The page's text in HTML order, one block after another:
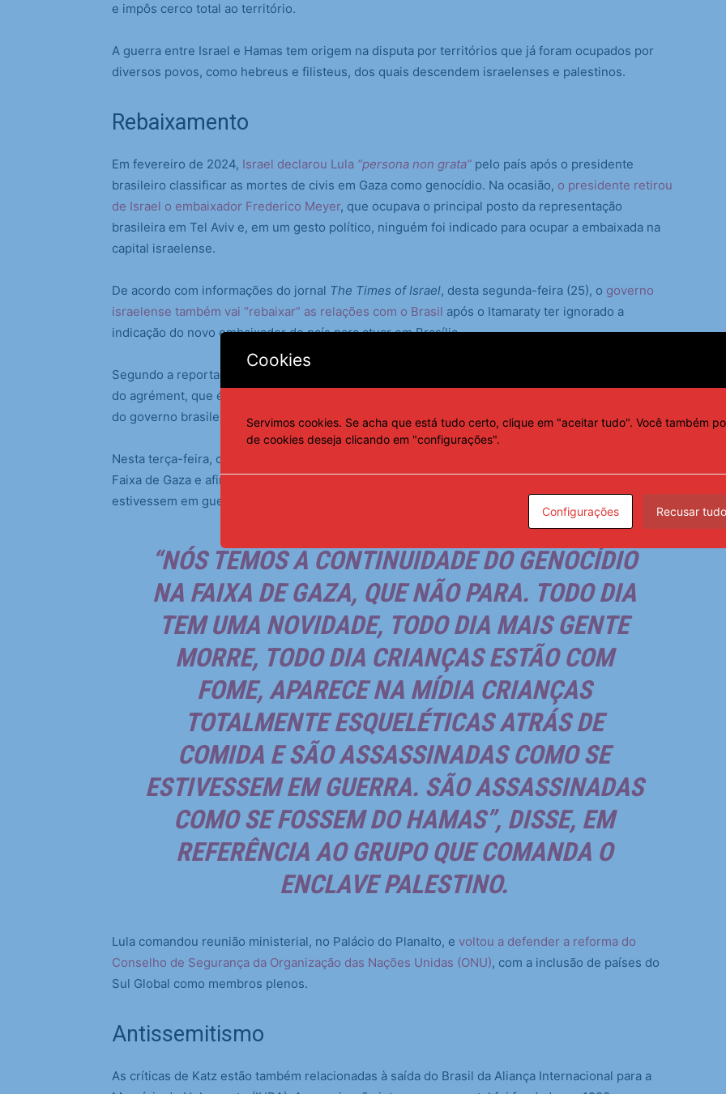
e impôs cerco total ao território.
A guerra entre Israel e Hamas tem origem na disputa por territórios que já foram ocupados por
diversos povos, como hebreus e filisteus, dos quais descendem israelenses e palestinos.
Rebaixamento
Em fevereiro de 2024, Israel declarou Lula “persona non grata” pelo país após o presidente
brasileiro classificar as mortes de civis em Gaza como genocídio. Na ocasião, o presidente retirou
de Israel o embaixador Frederico Meyer, que ocupava o principal posto da representação
brasileira em Tel Aviv e, em um gesto político, ninguém foi indicado para ocupar a embaixada na
capital israelense.
De acordo com informações do jornal The Times of Israel, desta segunda-feira (25), o governo
israelense também vai “rebaixar” as relações com o Brasil após o Itamaraty ter ignorado a
indicação do novo embaixador do país para atuar em Brasília.
Segundo a reportagem, o diplomata Gali Dagan foi indicado em janeiro e aguardava a concessão
do agrément, que é a autorização de praxe para um estrangeiro atuar no país. A falta de resposta
do governo brasileiro é vista como uma recusa e Israel teria retirado a indicação de Dagan.
Nesta terça-feira, o presidente Lula, mais uma vez, criticou o genocídio praticado por Israel na
Faixa de Gaza e afirmou que crianças são assassinadas no território palestino “como se
estivessem em guerra”.
“NÓS TEMOS A CONTINUIDADE DO GENOCÍDIO
NA FAIXA DE GAZA, QUE NÃO PARA. TODO DIA
TEM UMA NOVIDADE, TODO DIA MAIS GENTE
MORRE, TODO DIA CRIANÇAS ESTÃO COM
FOME, APARECE NA MÍDIA CRIANÇAS
TOTALMENTE ESQUELÉTICAS ATRÁS DE
COMIDA E SÃO ASSASSINADAS COMO SE
ESTIVESSEM EM GUERRA. SÃO ASSASSINADAS
COMO SE FOSSEM DO HAMAS”, DISSE, EM
REFERÊNCIA AO GRUPO QUE COMANDA O
ENCLAVE PALESTINO.
Lula comandou reunião ministerial, no Palácio do Planalto, e voltou a defender a reforma do
Conselho de Segurança da Organização das Nações Unidas (ONU), com a inclusão de países do
Sul Global como membros plenos.
Antissemitismo
As críticas de Katz estão também relacionadas à saída do Brasil da Aliança Internacional para a
Cookies
Servimos cookies. Se acha que está tudo certo, clique em "aceitar tudo". Você também
de cookies deseja clicando em "configurações".
Configurações Recusar tudo